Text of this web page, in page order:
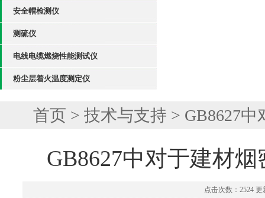
安全帽检测仪
测硫仪
电线电缆燃烧性能测试仪
粉尘层着火温度测定仪
首页 > 技术与支持 > GB8627
GB8627中对于建材
点击次数：2524 更